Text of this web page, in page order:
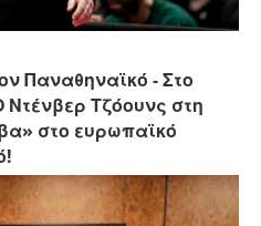
Παναθηναϊκό - Στο
Τζόουνς στη
στο ευρωπαϊκό